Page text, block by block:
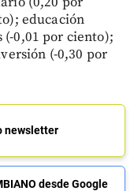
educación
0,01 por ciento);
(-0,30 por
newsletter
desde Google